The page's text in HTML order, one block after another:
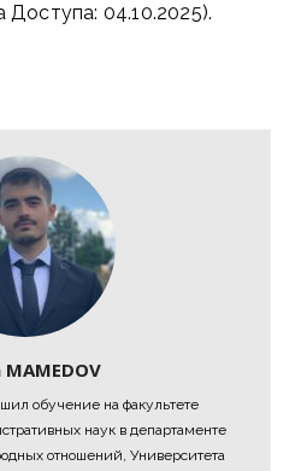
04.10.2025).
MAMEDOV
обучение на факультете
наук в департаменте
отношений, Университета